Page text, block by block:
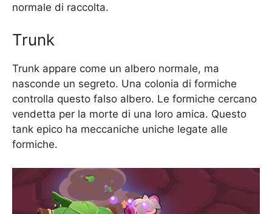
normale di raccolta.
Trunk
Trunk appare come un albero normale, ma
nasconde un segreto. Una colonia di formiche
controlla questo falso albero. Le formiche cercano
vendetta per la morte di una loro amica. Questo
tank epico ha meccaniche uniche legate alle
formiche.